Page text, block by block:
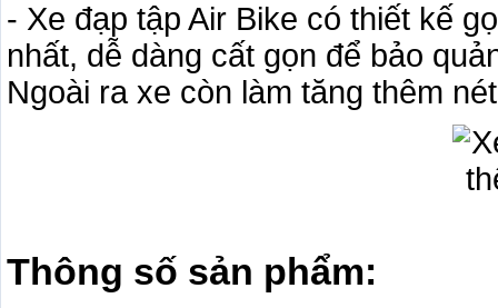
- Xe đạp tập Air Bike có thiết kế
nhất, dễ dàng cất gọn để bảo
Ngoài ra xe còn làm tăng thêm
Thông số sản phẩm: